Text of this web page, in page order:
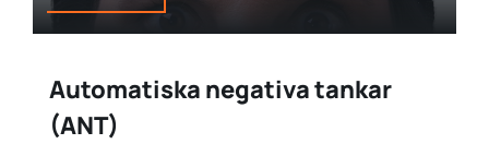
Automatiska negativa tankar
(ANT)